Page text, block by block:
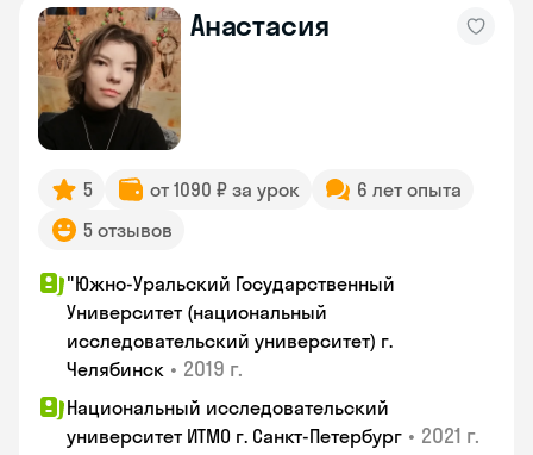
Анастасия
5 от 1090 ₽ за урок
6 лет опыта
5 отзывов
"Южно-Уральский Государственный
Университет (национальный
исследовательский университет) г.
Челябинск • 2019 г.
Национальный исследовательский
университет ИТМО г. Санкт-Петербург • 2021 г.